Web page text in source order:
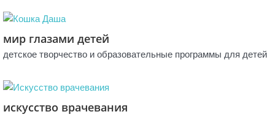
мир глазами детей
детское творчество и образовательные программы для детей
искусство врачевания